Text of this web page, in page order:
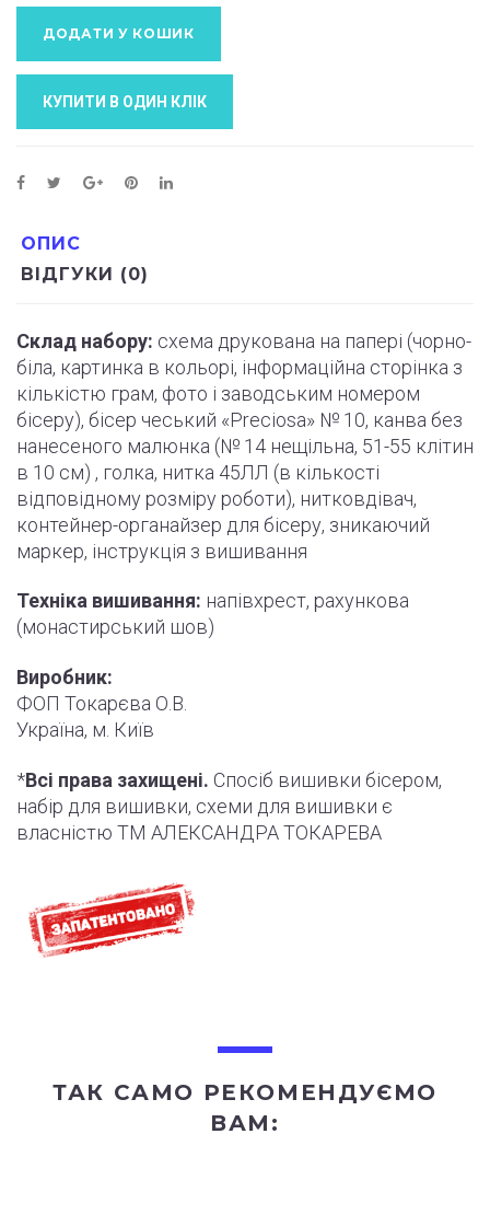
ДОДАТИ У КОШИК
КУПИТИ В ОДИН КЛIК
ОПИС
ВІДГУКИ (0)
Склад набору: схема друкована на папері (чорно-
біла, картинка в кольорі, інформаційна сторінка з
кількістю грам, фото і заводським номером
бісеру), бісер чеський «Preciosa» № 10, канва без
нанесеного малюнка (№ 14 нещільна, 51-55 клітин
в 10 см) , голка, нитка 45ЛЛ (в кількості
відповідному розміру роботи), нитковдівач,
контейнер-органайзер для бісеру, зникаючий
маркер, інструкція з вишивання
Техніка вишивання: напівхрест, рахункова
(монастирський шов)
Виробник:
ФОП Токарєва О.В.
Україна, м. Київ
*Всі права захищені. Спосіб вишивки бісером,
набір для вишивки, схеми для вишивки є
власністю ТМ АЛЕКСАНДРА ТОКАРЕВА
ТАК САМО РЕКОМЕНДУЄМО
ВАМ: